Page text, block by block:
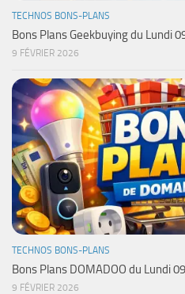
TECHNOS BONS-PLANS
Bons Plans Geekbuying du Lundi
9 FÉVRIER 2026
TECHNOS BONS-PLANS
Bons Plans DOMADOO du Lundi
9 FÉVRIER 2026